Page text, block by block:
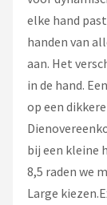
elke hand
handen van
aan. Het
in de hand.
op een
bij een kleine
8,5 raden we
Large